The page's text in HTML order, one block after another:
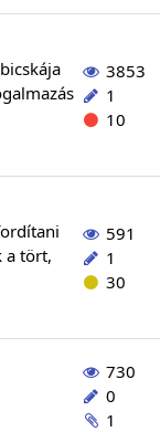
3853
1
10
a tört,
591
1
30
730
0
1